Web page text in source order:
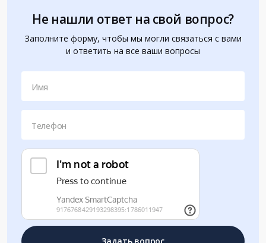
Не нашли ответ на свой вопрос?
Заполните форму, чтобы мы могли связаться с вами
и ответить на все ваши вопросы
Имя
Телефон